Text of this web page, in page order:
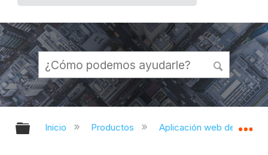
Expandir/contraer jerarquía global
Inicio Productos Aplicación web de